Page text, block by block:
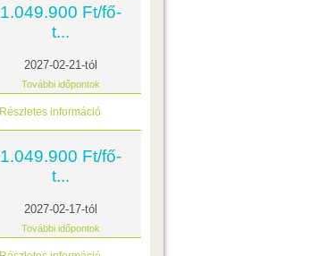
1.049.900 Ft/fő-
t...
2027-02-21-tól
További időpontok
Részletes információ
1.049.900 Ft/fő-
t...
2027-02-17-tól
További időpontok